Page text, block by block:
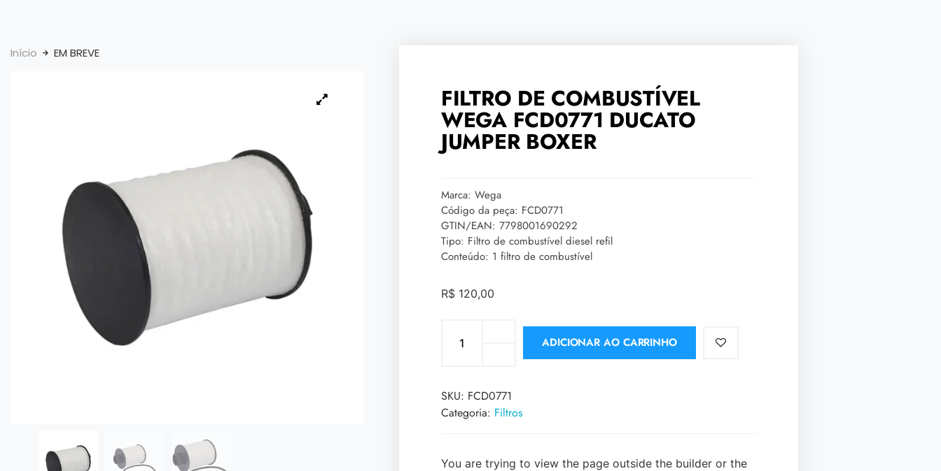
Início EM BREVE
FILTRO DE COMBUSTÍVEL
WEGA FCD0771 DUCATO
JUMPER BOXER
Marca: Wega
Código da peça: FCD0771
GTIN/EAN: 7798001690292
Tipo: Filtro de combustível diesel refil
Conteúdo: 1 filtro de combustível
R$ 120,00
ADICIONAR AO CARRINHO
SKU: FCD0771
Categoria: Filtros
You are trying to view the page outside the builder or the